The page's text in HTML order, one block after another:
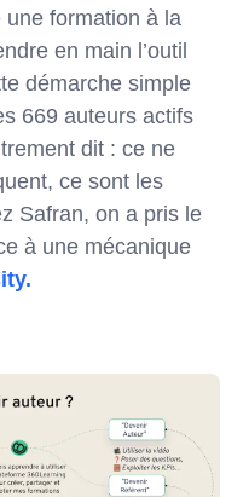
une formation à la
en main l’outil
démarche simple
669 auteurs actifs
dit : ce ne
ce sont les
Safran, on a pris le
à une mécanique